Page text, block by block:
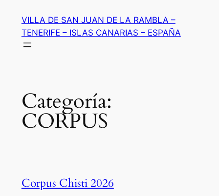
contenido
VILLA DE SAN JUAN DE LA RAMBLA –
TENERIFE – ISLAS CANARIAS – ESPAÑA
Categoría:
CORPUS
Corpus Chisti 2026